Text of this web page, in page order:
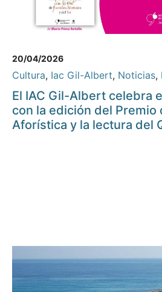
20/04/2026
Cultura, Iac Gil-Albert, Noticias,
El IAC Gil-Albert celebra
con la edición del Premio
Aforística y la lectura del